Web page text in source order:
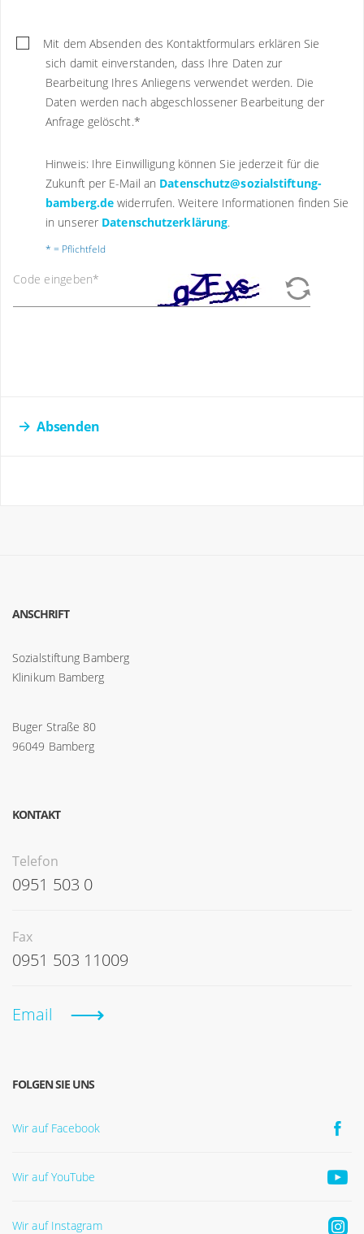
Mit dem Absenden des Kontaktformulars erklären Sie
sich damit einverstanden, dass Ihre Daten zur
Bearbeitung Ihres Anliegens verwendet werden. Die
Daten werden nach abgeschlossener Bearbeitung der
Anfrage gelöscht.*
Hinweis: Ihre Einwilligung können Sie jederzeit für die
Zukunft per E-Mail an Datenschutz@sozialstiftung-
bamberg.de widerrufen. Weitere Informationen finden Sie
in unserer Datenschutzerklärung.
* = Pflichtfeld
Code eingeben*
Absenden
ANSCHRIFT
Sozialstiftung Bamberg
Klinikum Bamberg
Buger Straße 80
96049 Bamberg
KONTAKT
Telefon
0951 503 0
Fax
0951 503 11009
Email
FOLGEN SIE UNS
Wir auf Facebook
Wir auf YouTube
Wir auf Instagram